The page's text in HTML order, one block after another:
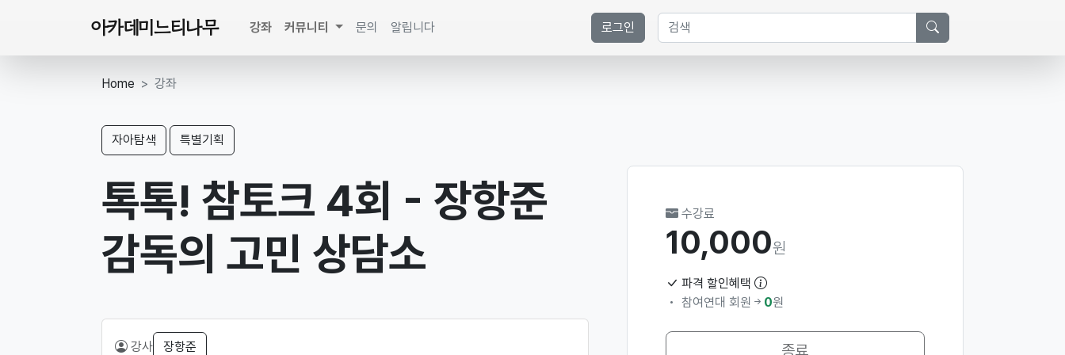
아카데미느티나무 강좌 커뮤니티 문의 알립니다 로그인
Home 강좌
자아탐색 특별기획
톡톡! 참토크 4회 - 장항준
감독의 고민 상담소
강사 장항준
수강료
10,000원
파격 할인혜택
참여연대 회원
0원
종료